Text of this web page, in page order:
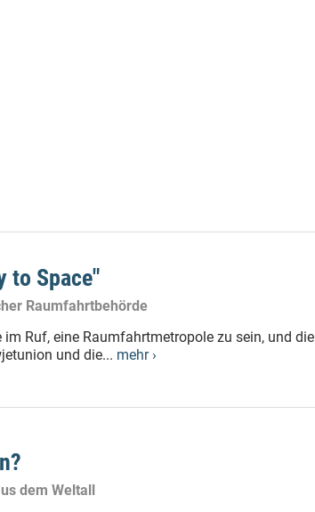
to Space"
Raumfahrtbehörde
Ruf, eine Raumfahrtmetropole zu sein, und die
und die... mehr ›
dem Weltall